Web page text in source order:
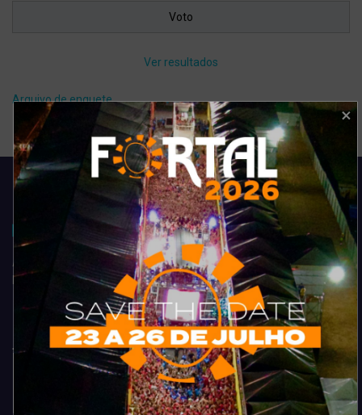
Ver resultados
Arquivo de enquete
Acompanhe todas as novidades do entretenimento na região de
Fortaleza. Dicas, promoções, coberturas exclusivas e muito mais.